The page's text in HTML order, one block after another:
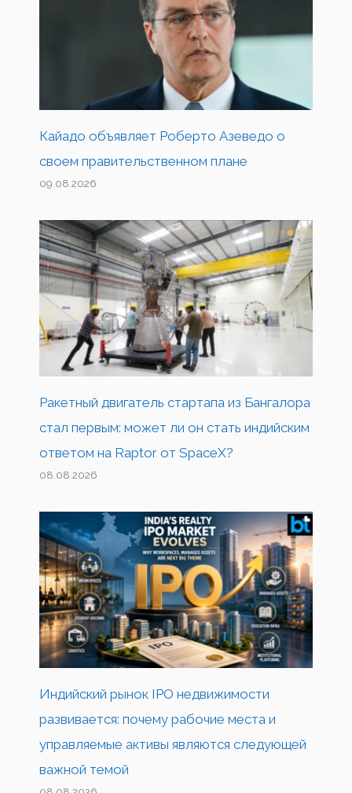
Кайадо объявляет Роберто Азеведо о
своем правительственном плане
09.08.2026
Ракетный двигатель стартапа из Бангалора
стал первым: может ли он стать индийским
ответом на Raptor от SpaceX?
08.08.2026
Индийский рынок IPO недвижимости
развивается: почему рабочие места и
управляемые активы являются следующей
важной темой